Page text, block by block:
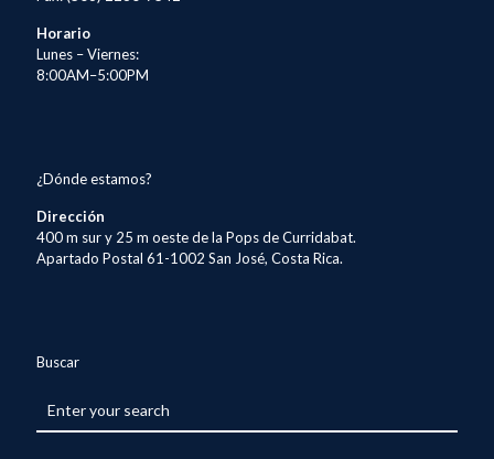
Horario
Lunes – Viernes:
8:00AM–5:00PM
¿Dónde estamos?
Dirección
400 m sur y 25 m oeste de la Pops de Curridabat.
Apartado Postal 61-1002 San José, Costa Rica.
Buscar